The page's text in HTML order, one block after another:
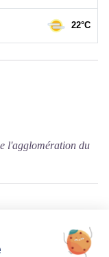
l'agglomération du